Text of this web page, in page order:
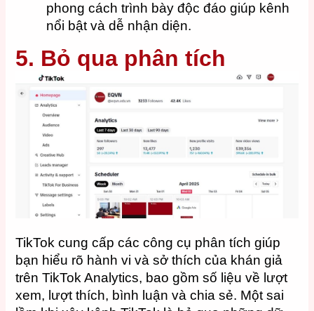
phong cách trình bày độc đáo giúp kênh
nổi bật và dễ nhận diện.
5. Bỏ qua phân tích
TikTok cung cấp các công cụ phân tích giúp
bạn hiểu rõ hành vi và sở thích của khán giả
trên TikTok Analytics, bao gồm số liệu về lượt
xem, lượt thích, bình luận và chia sẻ. Một sai